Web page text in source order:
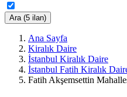
Ara (5 ilan)
Ana Sayfa
Kiralık Daire
İstanbul Kiralık Daire
İstanbul Fatih Kiralık
Fatih Akşemsettin